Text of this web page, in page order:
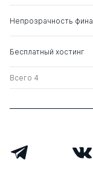
Непрозрачность
Бесплатный хостинг
Всего 4